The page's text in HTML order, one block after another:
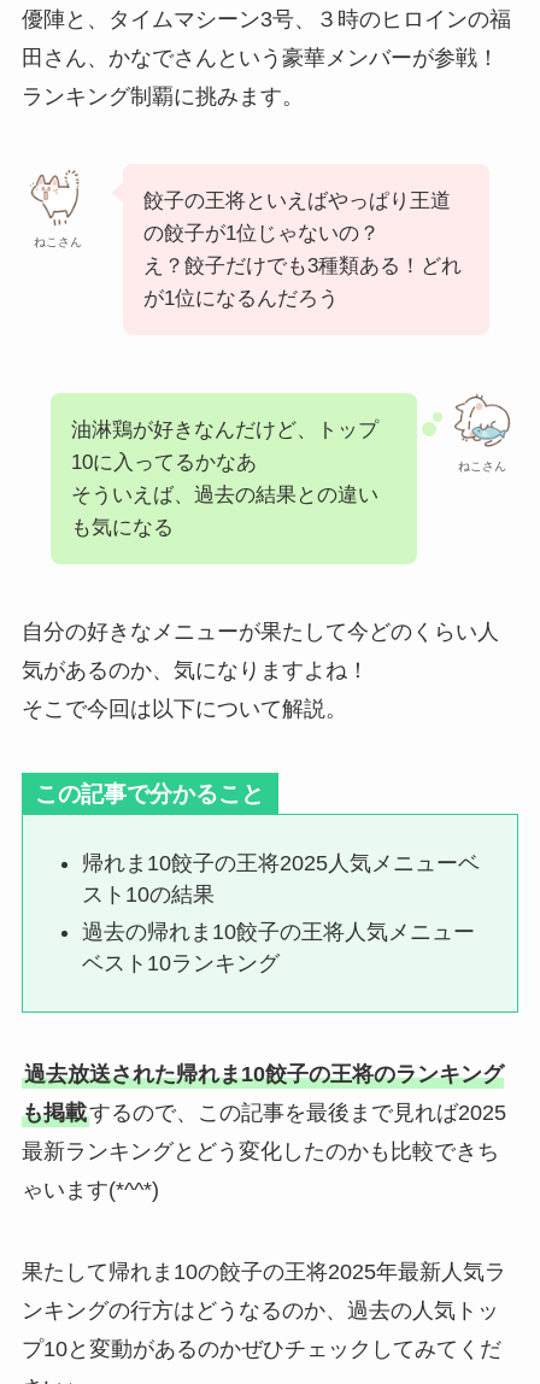
優陣と、タイムマシーン3号、３時のヒロインの福
田さん、かなでさんという豪華メンバーが参戦！
ランキング制覇に挑みます。
ねこさん
餃子の王将といえばやっぱり王道
の餃子が1位じゃないの？
え？餃子だけでも3種類ある！どれ
が1位になるんだろう
ねこさん
油淋鶏が好きなんだけど、トップ
10に入ってるかなあ
そういえば、過去の結果との違い
も気になる
自分の好きなメニューが果たして今どのくらい人
気があるのか、気になりますよね！
そこで今回は以下について解説。
この記事で分かること
帰れま10餃子の王将2025人気メニューベ
スト10の結果
過去の帰れま10餃子の王将人気メニュー
ベスト10ランキング
過去放送された帰れま10餃子の王将のランキング
も掲載するので、この記事を最後まで見れば2025
最新ランキングとどう変化したのかも比較できち
ゃいます(*^^*)
果たして帰れま10の餃子の王将2025年最新人気ラ
ンキングの行方はどうなるのか、過去の人気トッ
プ10と変動があるのかぜひチェックしてみてくだ